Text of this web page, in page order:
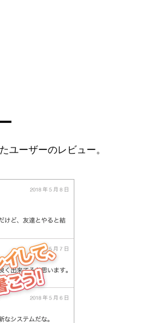
ユーザーのレビュー。